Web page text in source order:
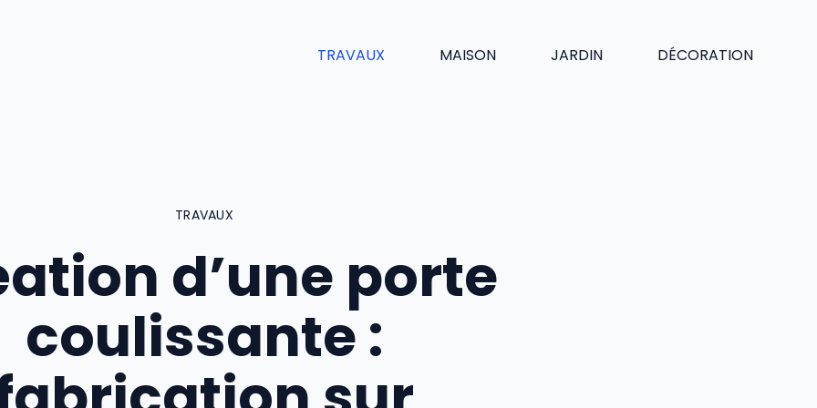
TRAVAUX MAISON JARDIN DÉCORATION
TRAVAUX
d’une porte
coulissante :